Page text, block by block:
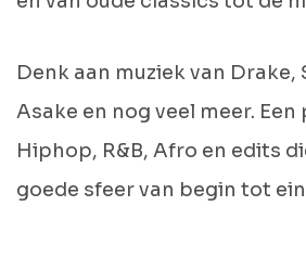
Denk aan muziek van Drake,
Asake en nog veel meer.
Hiphop, R&B, Afro en edits
goede sfeer van begin tot